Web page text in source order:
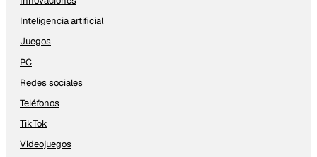
Inteligencia artificial
Juegos
PC
Redes sociales
Teléfonos
TikTok
Videojuegos